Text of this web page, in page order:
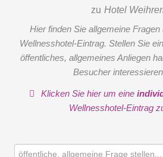
zu Hotel
Hier finden Sie allgemeine
Wellnesshotel-Eintrag. Stellen Sie
öffentliches, allgemeines Anliegen
Besucher
Klicken Sie hier um eine
Wellnesshotel-Eintrag